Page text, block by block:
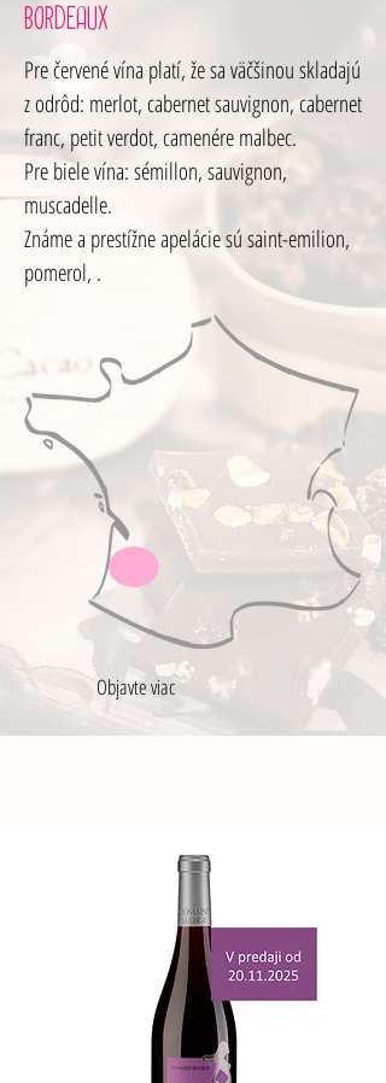
BORDEAUX
Pre červené vína platí, že sa väčšinou skladajú
z odrôd: merlot, cabernet sauvignon, cabernet
franc, petit verdot, camenére malbec.
Pre biele vína: sémillon, sauvignon,
muscadelle.
Známe a prestížne apelácie sú saint-emilion,
pomerol, .
Objavte viac